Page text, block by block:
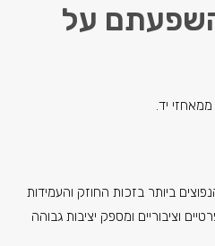
על
יד.
ביותר בזכות החוזק והעמידות
וציבוריים ומספק יציבות גבוהה